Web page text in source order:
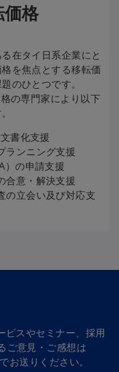
価格
在タイ日系企業にと
を焦点とする移転価
のひとつです。
の専門家により以下
書化支援
ランニング支援
）の申請支援
合意・解決支援
の立会い及び対応支
ビスやセミナー、採用
ご意見・ご感想は
お送りください。